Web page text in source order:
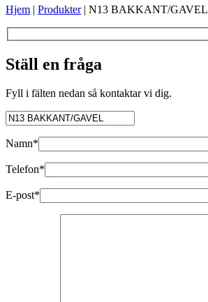
Hjem | Produkter| N13 BAKKANT/GAVEL
Ställ en fråga
Fyll i fälten nedan så kontaktar vi dig.
Namn*
Telefon*
E-post*